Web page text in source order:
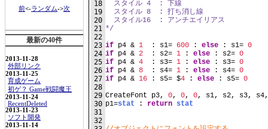
前<-ランダム->次
最新の40件
2013-11-28
外部リンク
2013-11-25
育成ゲーム
初ゲ？ Game戦闘魔王
2013-11-24
RecentDeleted
2013-11-23
ソフト開発
2013-11-14
18
19
20
21
22
23
24
25
26
27
28
29
30
31
32
スタイル 4  : 下線
スタイル 8  : 打ち消し線
スタイル16  : アンチエイリアス
*/
if p4 & 1
  : s1=
600 : else : s1= 0
if p4 & 2
  : s2=
1 : else : s2= 0
if p4 & 4
  : s3=
1 : else : s3= 0
if p4 & 8
  : s4=
1 : else : s4= 0
if p4 & 16 : s5= $4 : else : s5= 0
CreateFont p3, 0, 0, 0, s1, s2, s3,
p1=stat : return stat